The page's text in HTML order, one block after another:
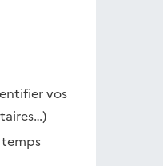
vos
temps